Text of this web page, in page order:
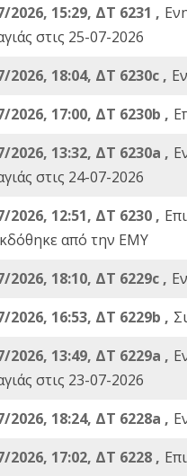
2026, 15:29, ΔΤ 6231 ,
στις 25-07-2026
2026, 18:04, ΔΤ 6230c ,
2026, 17:00, ΔΤ 6230b ,
2026, 13:32, ΔΤ 6230a ,
στις 24-07-2026
2026, 12:51, ΔΤ 6230 ,
από την ΕΜΥ
2026, 18:10, ΔΤ 6229c ,
2026, 16:53, ΔΤ 6229b ,
2026, 13:49, ΔΤ 6229a ,
στις 23-07-2026
2026, 18:24, ΔΤ 6228a ,
2026, 17:02, ΔΤ 6228 ,